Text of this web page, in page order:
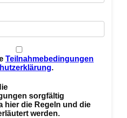
Teilnahmebedingungen
.
sorgfältig
hier die Regeln und die
werden.